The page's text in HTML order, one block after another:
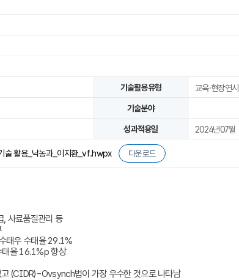
기술활용유형 교육·현장연시
기술분야
성과적용일 2024년07월
술 활용_낙농과_이지환_vf.hwpx 다운로드
, 사료품질관리 등
태우 수태율 29.1%
율 16.1%p 향상
(CIDR)-Ovsynch법이 가장 우수한 것으로 나타남